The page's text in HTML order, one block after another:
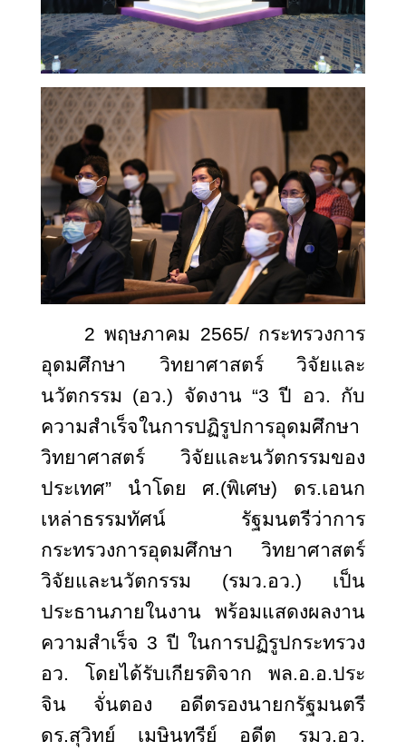
2 พฤษภาคม 2565/ กระทรวงการ
อุดมศึกษา วิทยาศาสตร์ วิจัยและ
นวัตกรรม (อว.) จัดงาน “3 ปี อว. กับ
ความสำเร็จในการปฏิรูปการอุดมศึกษา
วิทยาศาสตร์ วิจัยและนวัตกรรมของ
ประเทศ” นำโดย ศ.(พิเศษ) ดร.เอนก
เหล่าธรรมทัศน์ รัฐมนตรีว่าการ
กระทรวงการอุดมศึกษา วิทยาศาสตร์
วิจัยและนวัตกรรม (รมว.อว.) เป็น
ประธานภายในงาน พร้อมแสดงผลงาน
ความสำเร็จ 3 ปี ในการปฏิรูปกระทรวง
อว. โดยได้รับเกียรติจาก พล.อ.อ.ประ
จิน จั่นตอง อดีตรองนายกรัฐมนตรี
ดร.สุวิทย์ เมษินทรีย์ อดีต รมว.อว.